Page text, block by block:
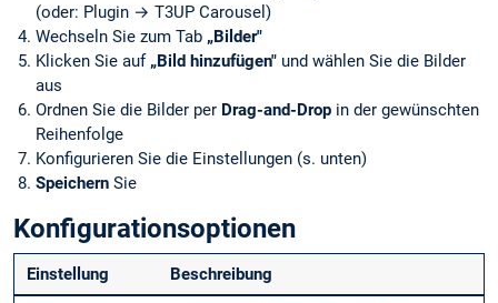
(oder: Plugin → T3UP Carousel)
Wechseln Sie zum Tab „Bilder"
Klicken Sie auf „Bild hinzufügen" und wählen Sie die Bilder
aus
Ordnen Sie die Bilder per Drag-and-Drop in der gewünschten
Reihenfolge
Konfigurieren Sie die Einstellungen (s. unten)
Speichern Sie
Konfigurationsoptionen
Einstellung Beschreibung